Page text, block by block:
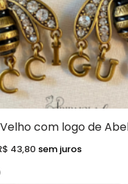
com logo de
43,80 sem juros